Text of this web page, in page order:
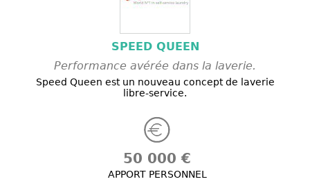
SPEED QUEEN
Performance avérée dans la laverie.
Speed Queen est un nouveau concept de laverie
libre-service.
50 000 €
APPORT PERSONNEL